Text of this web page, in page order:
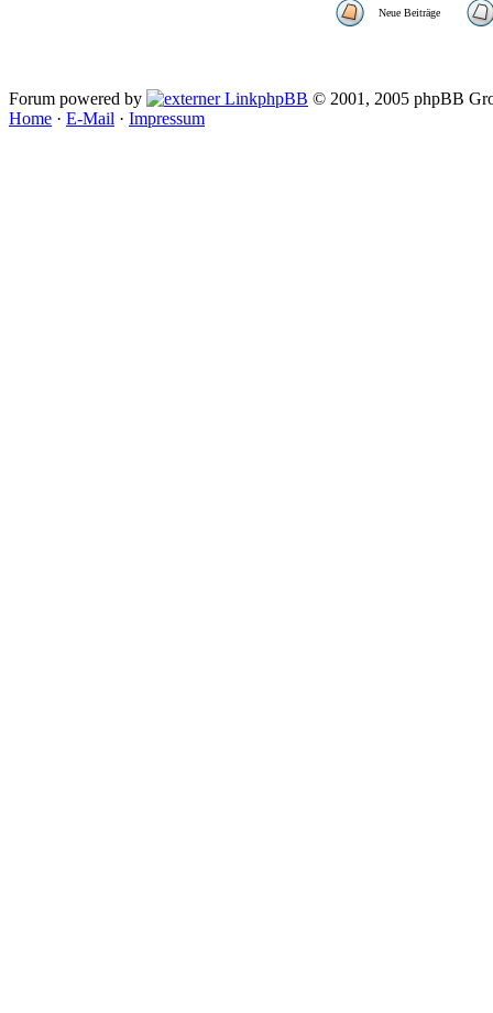
Neue Beiträge
Forum powered by phpBB © 2001, 2005 phpBB
Home · E-Mail · Impressum